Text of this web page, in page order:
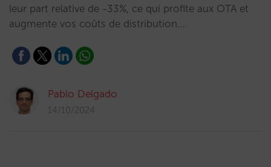
leur part relative de -33%, ce qui profite aux OTA et
augmente vos coûts de distribution.…
Pablo Delgado
14/10/2024